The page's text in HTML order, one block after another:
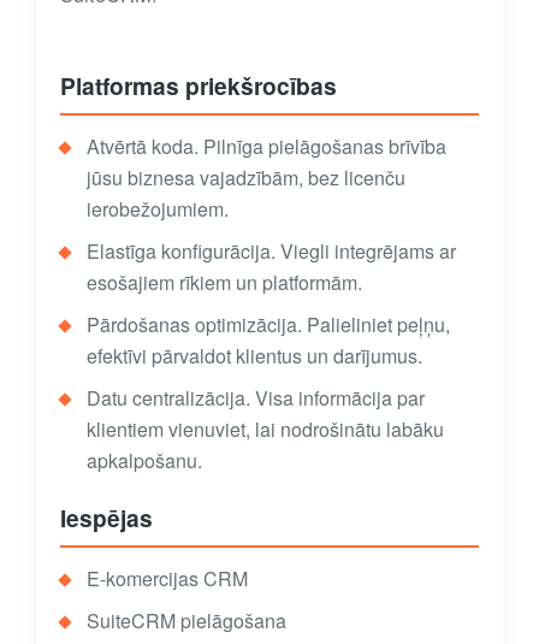
Platformas priekšrocības
Atvērtā koda. Pilnīga pielāgošanas brīvība
jūsu biznesa vajadzībām, bez licenču
ierobežojumiem.
Elastīga konfigurācija. Viegli integrējams ar
esošajiem rīkiem un platformām.
Pārdošanas optimizācija. Palieliniet peļņu,
efektīvi pārvaldot klientus un darījumus.
Datu centralizācija. Visa informācija par
klientiem vienuviet, lai nodrošinātu labāku
apkalpošanu.
Iespējas
E-komercijas CRM
SuiteCRM pielāgošana